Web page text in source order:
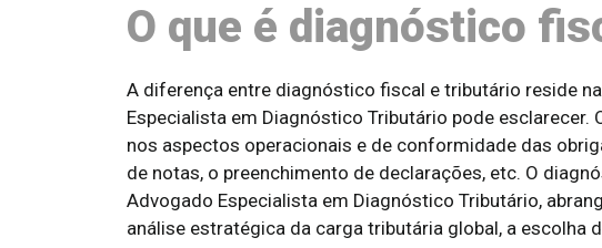
O que é diagnóstico
A diferença entre diagnóstico fiscal e tributário reside
Especialista em Diagnóstico Tributário pode
nos aspectos operacionais e de conformidade das
de notas, o preenchimento de declarações, etc. O
Advogado Especialista em Diagnóstico Tributário,
análise estratégica da carga tributária global, a escolha